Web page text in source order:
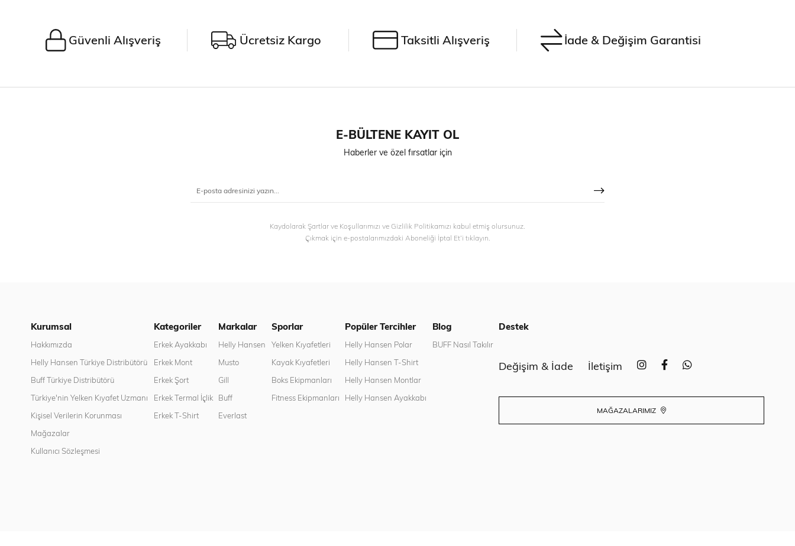
Güvenli Alışveriş Ücretsiz Kargo Taksitli Alışveriş İade & Değişim Garantisi
E-BÜLTENE KAYIT OL
Haberler ve özel fırsatlar için
Kaydolarak Şartlar ve Koşullarımızı ve Gizlilik Politikamızı kabul etmiş olursunuz.
Çıkmak için e-postalarımızdaki Aboneliği İptal Et’i tıklayın.
Kurumsal
Hakkımızda
Helly Hansen Türkiye Distribütörü
Buff Türkiye Distribütörü
Türkiye'nin Yelken Kıyafet Uzmanı
Kişisel Verilerin Korunması
Mağazalar
Kullanıcı Sözleşmesi
Kategoriler
Erkek Ayakkabı
Erkek Mont
Erkek Şort
Erkek Termal İçlik
Erkek T-Shirt
Markalar
Helly Hansen
Musto
Gill
Buff
Everlast
Sporlar
Yelken Kıyafetleri
Kayak Kıyafetleri
Boks Ekipmanları
Fitness Ekipmanları
Popüler Tercihler
Helly Hansen Polar
Helly Hansen T-Shirt
Helly Hansen Montlar
Helly Hansen Ayakkabı
Blog
BUFF Nasıl Takılır
Destek
Değişim & İade İletişim
MAĞAZALARIMIZ